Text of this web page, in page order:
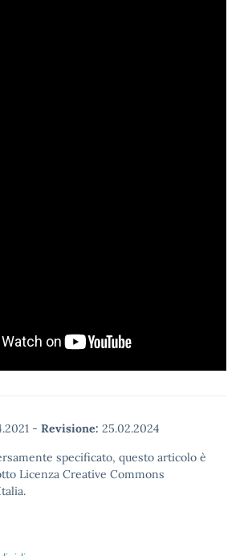
- Revisione: 25.02.2024
specificato, questo articolo è
Licenza Creative Commons